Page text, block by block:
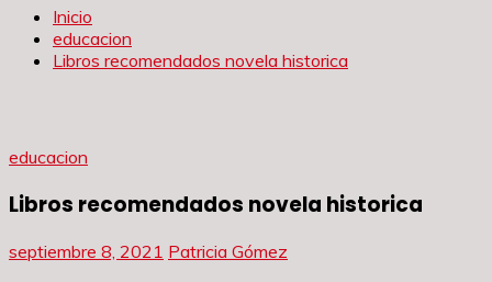
Inicio
educacion
Libros recomendados novela historica
educacion
Libros recomendados novela historica
septiembre 8, 2021 Patricia Gómez